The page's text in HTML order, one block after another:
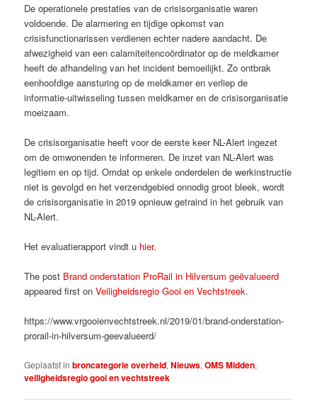
De operationele prestaties van de crisisorganisatie waren
voldoende. De alarmering en tijdige opkomst van
crisisfunctionarissen verdienen echter nadere aandacht. De
afwezigheid van een calamiteitencoördinator op de meldkamer
heeft de afhandeling van het incident bemoeilijkt. Zo ontbrak
eenhoofdige aansturing op de meldkamer en verliep de
informatie-uitwisseling tussen meldkamer en de crisisorganisatie
moeizaam.
De crisisorganisatie heeft voor de eerste keer NL-Alert ingezet
om de omwonenden te informeren. De inzet van NL-Alert was
legitiem en op tijd. Omdat op enkele onderdelen de werkinstructie
niet is gevolgd en het verzendgebied onnodig groot bleek, wordt
de crisisorganisatie in 2019 opnieuw getraind in het gebruik van
NL-Alert.
Het evaluatierapport vindt u hier.
The post Brand onderstation ProRail in Hilversum geëvalueerd
appeared first onVeiligheidsregio Gooi en Vechtstreek.
https://www.vrgooienvechtstreek.nl/2019/01/brand-onderstation-
prorail-in-hilversum-geevalueerd/
Geplaatst in broncategorie overheid,Nieuws,OMS Midden,
veiligheidsregio gooi en vechtstreek